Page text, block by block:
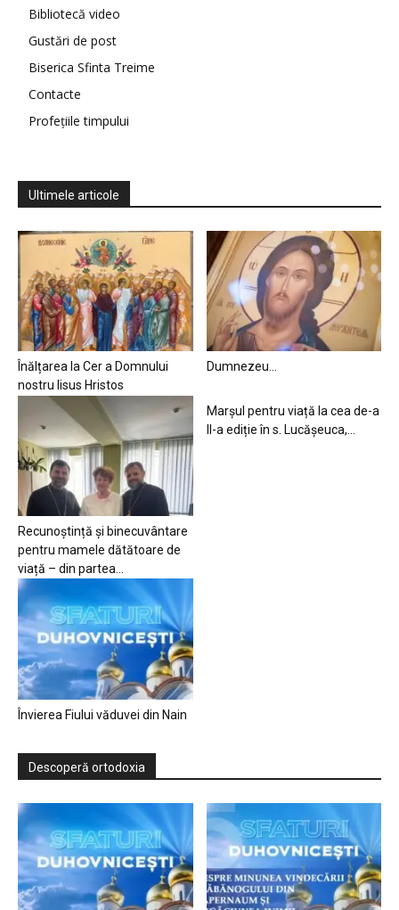
Bibliotecă video
Gustări de post
Biserica Sfinta Treime
Contacte
Profețiile timpului
Ultimele articole
Înălțarea la Cer a Domnului
nostru Iisus Hristos
Dumnezeu…
Recunoștință și binecuvântare
pentru mamele dătătoare de
viață – din partea...
Marșul pentru viață la cea de-a
II-a ediție în s. Lucășeuca,...
Învierea Fiului văduvei din Nain
Descoperă ortodoxia